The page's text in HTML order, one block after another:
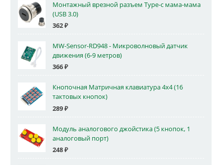
Монтажный врезной разъем Type-c мама-мама
(USB 3.0)
362₽
MW-Sensor-RD948 - Микроволновый датчик
движения (6-9 метров)
366₽
Кнопочная Матричная клавиатура 4x4 (16
тактовых кнопок)
289₽
Модуль аналогового джойстика (5 кнопок, 1
аналоговый порт)
248₽